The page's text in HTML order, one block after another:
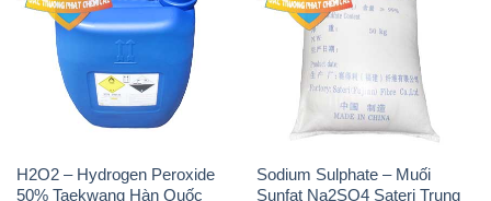
H2O2 – Hydrogen Peroxide
50% Taekwang Hàn Quốc
Sodium Sulphate – Muối
Sunfat Na2SO4 Sateri Trung